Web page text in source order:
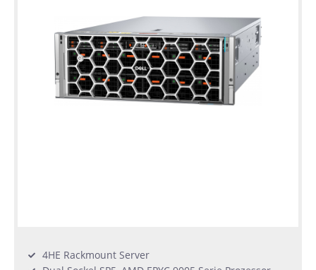
4HE Rackmount Server